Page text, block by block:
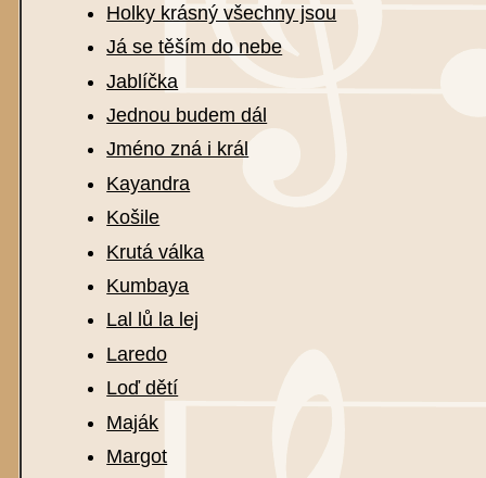
Holky krásný všechny jsou
Já se těším do nebe
Jablíčka
Jednou budem dál
Jméno zná i král
Kayandra
Košile
Krutá válka
Kumbaya
Lal lů la lej
Laredo
Loď dětí
Maják
Margot